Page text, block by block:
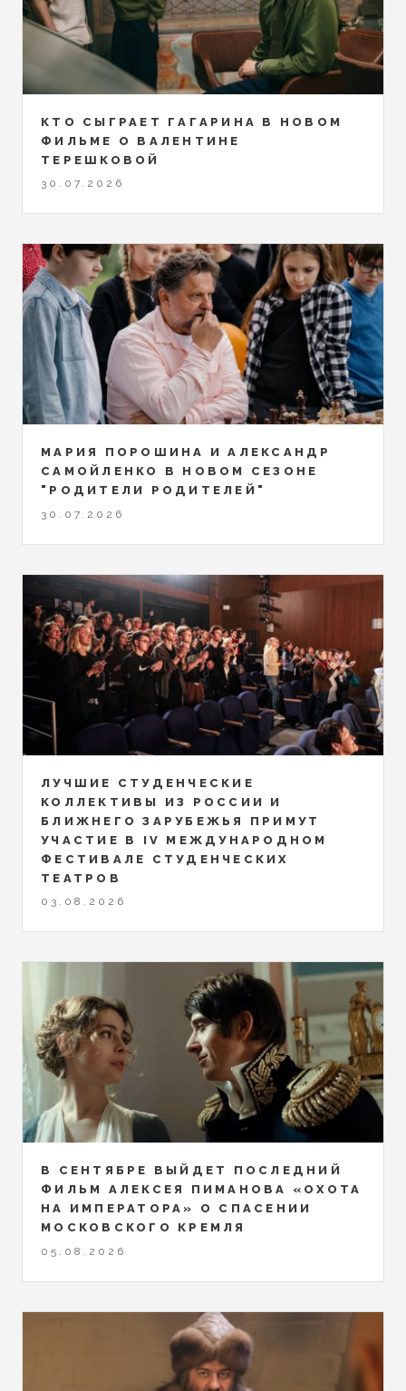
КТО СЫГРАЕТ ГАГАРИНА В НОВОМ
ФИЛЬМЕ О ВАЛЕНТИНЕ
ТЕРЕШКОВОЙ
30.07.2026
МАРИЯ ПОРОШИНА И АЛЕКСАНДР
САМОЙЛЕНКО В НОВОМ СЕЗОНЕ
"РОДИТЕЛИ РОДИТЕЛЕЙ"
30.07.2026
ЛУЧШИЕ СТУДЕНЧЕСКИЕ
КОЛЛЕКТИВЫ ИЗ РОССИИ И
БЛИЖНЕГО ЗАРУБЕЖЬЯ ПРИМУТ
УЧАСТИЕ В IV МЕЖДУНАРОДНОМ
ФЕСТИВАЛЕ СТУДЕНЧЕСКИХ
ТЕАТРОВ
03.08.2026
В СЕНТЯБРЕ ВЫЙДЕТ ПОСЛЕДНИЙ
ФИЛЬМ АЛЕКСЕЯ ПИМАНОВА «ОХОТА
НА ИМПЕРАТОРА» О СПАСЕНИИ
МОСКОВСКОГО КРЕМЛЯ
05.08.2026